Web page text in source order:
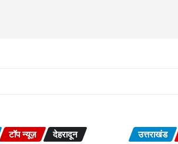
टॉप न्यूज़
देहरादून
उत्तराखंड